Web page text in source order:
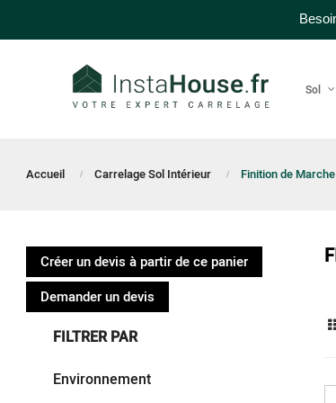
Sol
Accueil Carrelage Sol Intérieur Finition de Marche
Créer un devis à partir de ce panier
Demander un devis
FILTRER PAR
Environnement